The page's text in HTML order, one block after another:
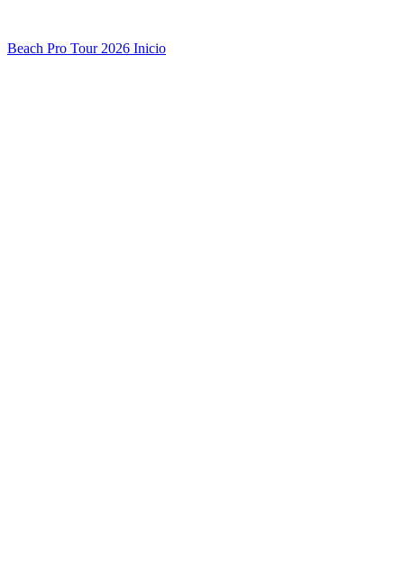
Beach Pro Tour 2026 Inicio